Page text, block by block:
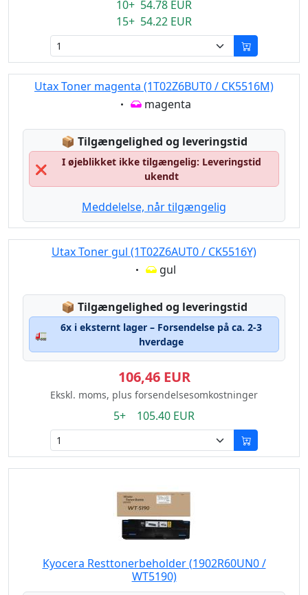
10+ 54.78 EUR
15+ 54.22 EUR
Utax Toner magenta (1T02Z6BUT0 / CK5516M)
Eigenschaft:
magenta
📦 Lagerstatus:
Tilgængelighed og leveringstid
❌
I øjeblikket ikke tilgængelig: Leveringstid
ukendt
Meddelelse, når tilgængelig
Utax Toner gul (1T02Z6AUT0 / CK5516Y)
Eigenschaft:
gul
📦 Lagerstatus:
Tilgængelighed og leveringstid
🚛
6x i eksternt lager – Forsendelse på ca. 2-3
hverdage
106,46 EUR
Ekskl. moms, plus forsendelsesomkostninger
5+ 105.40 EUR
Kyocera Resttonerbeholder (1902R60UN0 /
WT5190)